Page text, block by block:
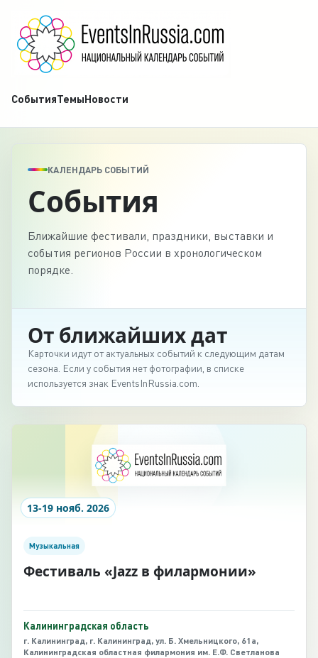
СобытияТемыНовости
КАЛЕНДАРЬ СОБЫТИЙ
События
Ближайшие фестивали, праздники, выставки и
события регионов России в хронологическом
порядке.
От ближайших дат
Карточки идут от актуальных событий к следующим датам
сезона. Если у события нет фотографии, в списке
используется знак EventsInRussia.com.
13-19 нояб. 2026
Музыкальная
Фестиваль «Jazz в филармонии»
Калининградская область
г. Калининград, г. Калининград, ул. Б. Хмельницкого, 61а,
Калининградская областная филармония им. Е.Ф. Светланова